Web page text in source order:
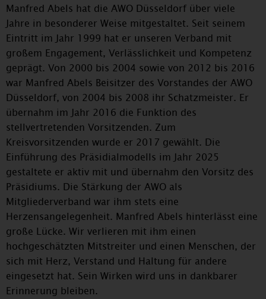
Manfred Abels hat die AWO Düsseldorf über viele
Jahre in besonderer Weise mitgestaltet. Seit seinem
Eintritt im Jahr 1999 hat er unseren Verband mit
großem Engagement, Verlässlichkeit und Kompetenz
geprägt. Von 2000 bis 2004 sowie von 2012 bis 2016
war Manfred Abels Beisitzer des Vorstandes der AWO
Düsseldorf, von 2004 bis 2008 ihr Schatzmeister. Er
übernahm im Jahr 2016 die Funktion des
stellvertretenden Vorsitzenden. Zum
Kreisvorsitzenden wurde er 2017 gewählt. Die
Einführung des Präsidialmodells im Jahr 2025
gestaltete er aktiv mit und übernahm den Vorsitz des
Präsidiums. Die Stärkung der AWO als
Mitgliederverband war ihm stets eine
Herzensangelegenheit. Manfred Abels hinterlässt eine
große Lücke. Wir verlieren mit ihm einen
hochgeschätzten Mitstreiter und einen Menschen, der
sich mit Herz, Verstand und Haltung für andere
eingesetzt hat. Sein Wirken wird uns in dankbarer
Erinnerung bleiben.